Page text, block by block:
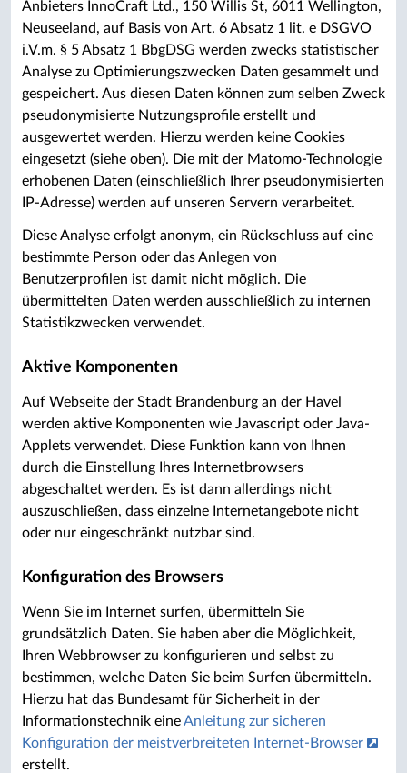
Anbieters InnoCraft Ltd., 150 Willis St, 6011 Wellington,
Neuseeland, auf Basis von Art. 6 Absatz 1 lit. e DSGVO
i.V.m. § 5 Absatz 1 BbgDSG werden zwecks statistischer
Analyse zu Optimierungszwecken Daten gesammelt und
gespeichert. Aus diesen Daten können zum selben Zweck
pseudonymisierte Nutzungsprofile erstellt und
ausgewertet werden. Hierzu werden keine Cookies
eingesetzt (siehe oben). Die mit der Matomo-Technologie
erhobenen Daten (einschließlich Ihrer pseudonymisierten
IP-Adresse) werden auf unseren Servern verarbeitet.
Diese Analyse erfolgt anonym, ein Rückschluss auf eine
bestimmte Person oder das Anlegen von
Benutzerprofilen ist damit nicht möglich. Die
übermittelten Daten werden ausschließlich zu internen
Statistikzwecken verwendet.
Aktive Komponenten
Auf Webseite der Stadt Brandenburg an der Havel
werden aktive Komponenten wie Javascript oder Java-
Applets verwendet. Diese Funktion kann von Ihnen
durch die Einstellung Ihres Internetbrowsers
abgeschaltet werden. Es ist dann allerdings nicht
auszuschließen, dass einzelne Internetangebote nicht
oder nur eingeschränkt nutzbar sind.
Konfiguration des Browsers
Wenn Sie im Internet surfen, übermitteln Sie
grundsätzlich Daten. Sie haben aber die Möglichkeit,
Ihren Webbrowser zu konfigurieren und selbst zu
bestimmen, welche Daten Sie beim Surfen übermitteln.
Hierzu hat das Bundesamt für Sicherheit in der
Informationstechnik eineAnleitung zur sicheren
Konfiguration der meistverbreiteten Internet-Browser
erstellt.